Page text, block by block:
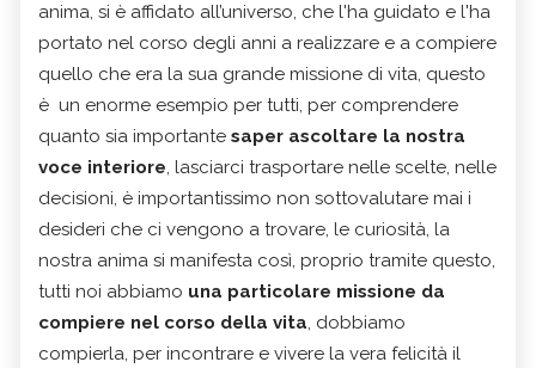
anima, si è affidato all’universo, che l'ha guidato e l'ha
portato nel corso degli anni a realizzare e a compiere
quello che era la sua grande missione di vita, questo
è un enorme esempio per tutti, per comprendere
quanto sia importante saper ascoltare la nostra
voce interiore, lasciarci trasportare nelle scelte, nelle
decisioni, è importantissimo non sottovalutare mai i
desideri che ci vengono a trovare, le curiosità, la
nostra anima si manifesta così, proprio tramite questo,
tutti noi abbiamo una particolare missione da
compiere nel corso della vita, dobbiamo
compierla, per incontrare e vivere la vera felicità il